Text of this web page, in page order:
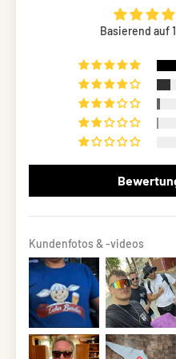
Basierend auf
Kundenfotos & -videos